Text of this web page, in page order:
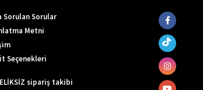
Sorulan Sorular
Metni
Seçenekleri
sipariş takibi